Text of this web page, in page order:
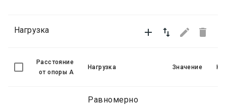
   
Нагрузка
Расстояние
от опоры A
Нагрузка Значение
Равномерно